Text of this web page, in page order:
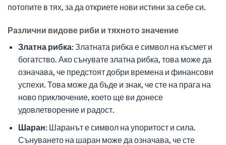
потопите в тях, за да откриете нови истини за себе си.
Различни видове риби и тяхното значение
Златна рибка:Златната рибка е символ на късмет и
богатство. Ако сънувате златна рибка, това може да
означава, че предстоят добри времена и финансови
успехи. Това може да бъде и знак, че сте на прага на
ново приключение, което ще ви донесе
удовлетворение и радост.
Шаран:Шаранът е символ на упоритост и сила.
Сънуването на шаран може да означава, че сте